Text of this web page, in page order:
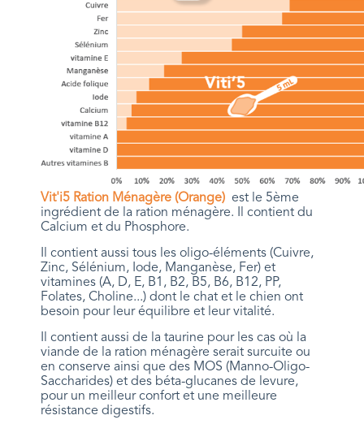
Vit'i5 Ration Ménagère (Orange) est le 5ème
ingrédient de la ration ménagère. Il contient du
Calcium et du Phosphore.
Il contient aussi tous les oligo-éléments (Cuivre,
Zinc, Sélénium, Iode, Manganèse, Fer) et
vitamines (A, D, E, B1, B2, B5, B6, B12, PP,
Folates, Choline...) dont le chat et le chien ont
besoin pour leur équilibre et leur vitalité.
Il contient aussi de la taurine pour les cas où la
viande de la ration ménagère serait surcuite ou
en conserve ainsi que des MOS (Manno-Oligo-
Saccharides) et des béta-glucanes de levure,
pour un meilleur confort et une meilleure
résistance digestifs.